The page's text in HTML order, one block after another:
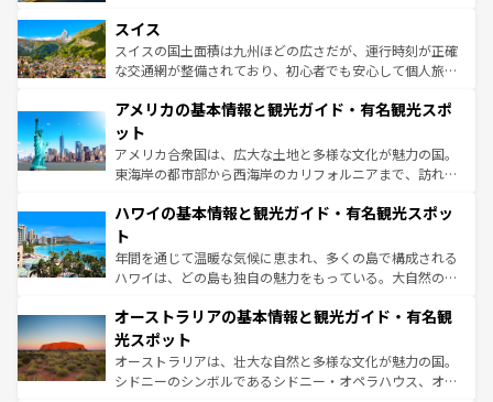
を参照してほしい。
は、お酒好きな人にはぜひ体験してほしい。 なお、新着の
ドイツ情報はコンテンツ一覧を参照してほしい。
リアごとに異なる魅力がある。また、優雅なアフタヌーン
ティー、ビール好きにはたまらない英国パブ、サッカー観
戦など、本場だからこそできる体験も豊富。イギリスを旅
ンツ一覧を参照してほしい。
スイス
スイスの国土面積は九州ほどの広さだが、運行時刻が正確
な交通網が整備されており、初心者でも安心して個人旅行
の建物がそのまま残る町や、スイスならではのユニークな
博物館もあり、アルプス観光だけでなく町歩きも満喫する
ことができる。国民の所得が高いため物価も高いが、旅行
者向けの交通パス提供のサービスもあり、うまく活用すれ
着のスイス情報はコンテンツ一覧を参照してほしい。
アメリカの基本情報と観光ガイド・有名観光スポ
ット
アメリカ合衆国は、広大な土地と多様な文化が魅力の国。
東海岸の都市部から西海岸のカリフォルニアまで、訪れる
のような巨大都市は、観光、ショッピング、エンターテイ
ンメントが詰まった刺激的なスポットだ。一方、アメリカ
西部には大自然が広がり、グランドキャニオンやイエロー
ストーン国立公園といった絶景が堪能できる。さらに、南
文化が魅力。旅行者はアメリカの各地域で異なる魅力を楽
しみながら、その多様性と豊かな歴史を感じることができ
るだろう。車でのロードトリップや列車の旅も、アメリカ
ならではの贅沢な旅のスタイルだ。 なお、新着のアメリカ
情報は コンテンツ一覧 を参照してほしい。
ハワイの基本情報と観光ガイド・有名観光スポッ
ト
年間を通じて温暖な気候に恵まれ、多くの島で構成される
ハワイは、どの島も独自の魅力をもっている。大自然の神
ワイ島は見逃せない。また、定番の観光地といえばオアフ
島だが、静かな自然を求めるならマウイ島やカウアイ島が
おすすめ。エメラルドグリーンに輝く海をはじめ、豊かな
文化や歴史が息づいている。「アロハスピリット」と呼ば
オーストラリアの基本情報と観光ガイド・有名観
光スポット
オーストラリアは、壮大な自然と多様な文化が魅力の国。
シドニーのシンボルであるシドニー・オペラハウス、オー